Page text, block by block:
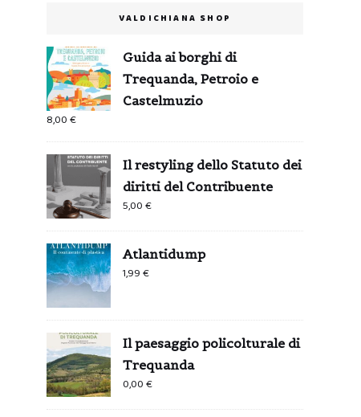
VALDICHIANA SHOP
Guida ai borghi di
Trequanda, Petroio e
Castelmuzio
8,00€
Il restyling dello Statuto dei
diritti del Contribuente
5,00€
Atlantidump
1,99€
Il paesaggio policolturale di
Trequanda
0,00€